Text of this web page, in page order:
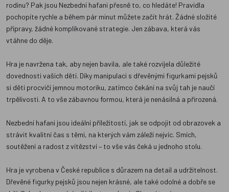
rodinu? Pak jsou Nezbední hafani přesně to, co hledáte! Pravidla
pochopíte rychle a během pár minut můžete začít hrát. Žádné složité
přípravy, žádné komplikované strategie. Jen zábava, která vás
vtáhne do děje.
Hra je navržena tak, aby nejen bavila, ale také rozvíjela důležité
dovednosti vašich dětí. Díky manipulaci s dřevěnými figurkami pejsků
si děti procvičí jemnou motoriku, zatímco čekání na svůj tah je naučí
trpělivosti. A to vše zábavnou formou, která je nenásilná a přirozená.
Nezbední hafani jsou ideální příležitostí, jak se odpojit od obrazovek a
strávit kvalitní čas s těmi, na kterých vám záleží nejvíc. Smích,
soutěžení a radost z vítězství – to vše vás čeká u jednoho stolu.
Hra je vyrobena v České republice s důrazem na detail a udržitelnost.
Dřevěné figurky pejsků jsou nejen krásné, ale také odolné a dobře se